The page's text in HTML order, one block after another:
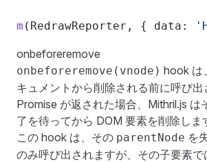
m (RedrawReporter, { data:
onbeforeremove
onbeforeremove(vnode) hook は
キュメントから削除される前に呼び出
Promise が返された場合、Mithril.js は
了を待ってから DOM 要素を削除しま
この hook は、その parentNode を
のみ呼び出されますが、その子要素